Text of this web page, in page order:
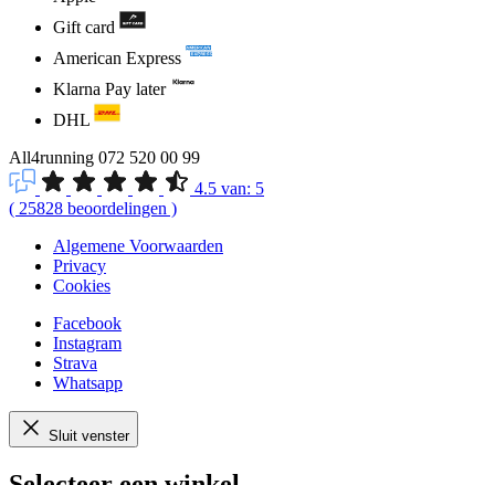
Gift card
American Express
Klarna Pay later
DHL
All4running 072 520 00 99
4.5 van: 5
( 25828 beoordelingen )
Algemene Voorwaarden
Privacy
Cookies
Facebook
Instagram
Strava
Whatsapp
Sluit venster